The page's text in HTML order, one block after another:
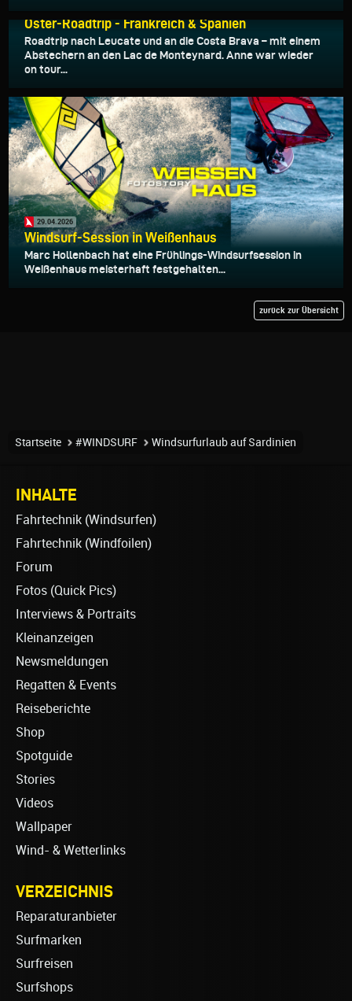
Oster-Roadtrip - Frankreich & Spanien
Roadtrip nach Leucate und an die Costa Brava – mit einem
Abstechern an den Lac de Monteynard. Anne war wieder
on tour...
29.04.2026
Windsurf-Session in Weißenhaus
Marc Hollenbach hat eine Frühlings-Windsurfsession in
Weißenhaus meisterhaft festgehalten...
zurück zur Übersicht
Startseite #WINDSURF Windsurfurlaub auf Sardinien
INHALTE
Fahrtechnik (Windsurfen)
Fahrtechnik (Windfoilen)
Forum
Fotos (Quick Pics)
Interviews & Portraits
Kleinanzeigen
Newsmeldungen
Regatten & Events
Reiseberichte
Shop
Spotguide
Stories
Videos
Wallpaper
Wind- & Wetterlinks
VERZEICHNIS
Reparaturanbieter
Surfmarken
Surfreisen
Surfshops